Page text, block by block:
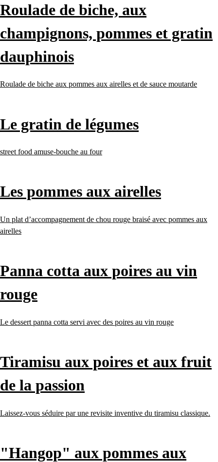
Roulade de biche, aux
champignons, pommes et gratin
dauphinois
Roulade de biche aux pommes aux airelles et de sauce moutarde
Le gratin de légumes
street food amuse-bouche au four
Les pommes aux airelles
Un plat d’accompagnement de chou rouge braisé avec pommes aux
airelles
Panna cotta aux poires au vin
rouge
Le dessert panna cotta servi avec des poires au vin rouge
Tiramisu aux poires et aux fruit
de la passion
Laissez-vous séduire par une revisite inventive du tiramisu classique.
"Hangop" aux pommes aux